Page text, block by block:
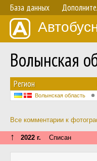
База данных
Волынская
Регион
Волынская область
Все комментарии к
↑ 2022 г. Списан